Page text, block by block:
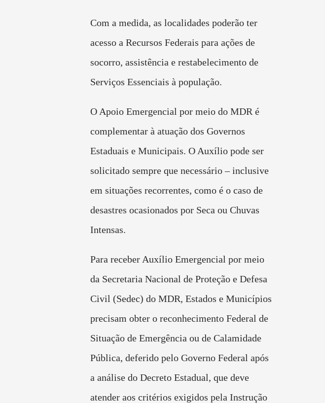
Com a medida, as localidades poderão ter
acesso a Recursos Federais para ações de
socorro, assistência e restabelecimento de
Serviços Essenciais à população.
O Apoio Emergencial por meio do MDR é
complementar à atuação dos Governos
Estaduais e Municipais. O Auxílio pode ser
solicitado sempre que necessário – inclusive
em situações recorrentes, como é o caso de
desastres ocasionados por Seca ou Chuvas
Intensas.
Para receber Auxílio Emergencial por meio
da Secretaria Nacional de Proteção e Defesa
Civil (Sedec) do MDR, Estados e Municípios
precisam obter o reconhecimento Federal de
Situação de Emergência ou de Calamidade
Pública, deferido pelo Governo Federal após
a análise do Decreto Estadual, que deve
atender aos critérios exigidos pela Instrução